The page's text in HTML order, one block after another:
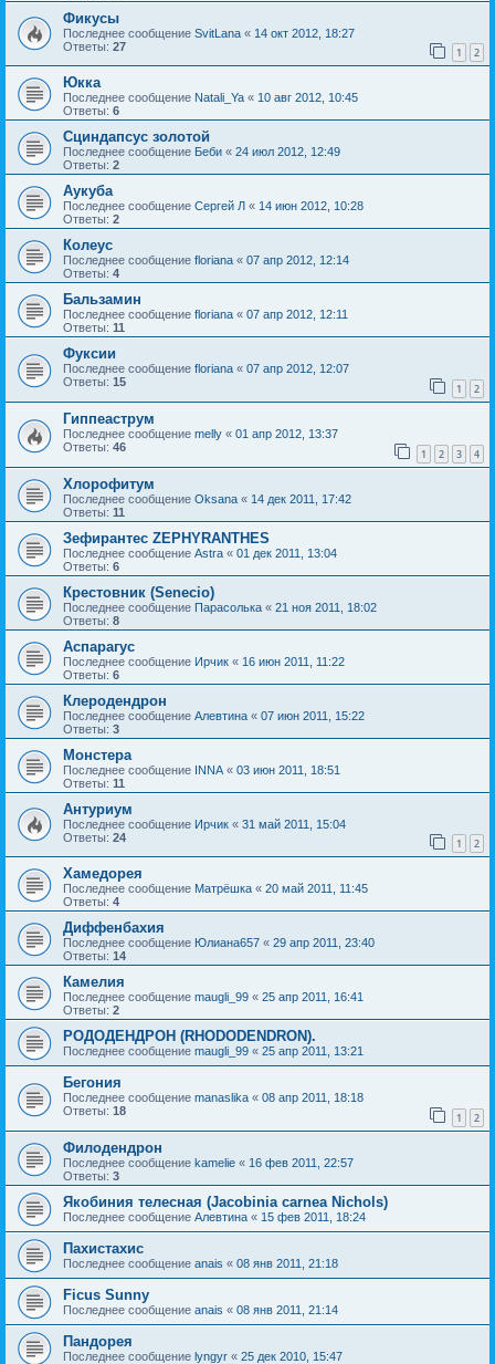
Фикусы
Последнее сообщение SvitLana « 14 окт 2012, 18:27
Ответы: 27 1 2
Юкка
Последнее сообщение Natali_Ya « 10 авг 2012, 10:45
Ответы: 6
Сциндапсус золотой
Последнее сообщение Беби « 24 июл 2012, 12:49
Ответы: 2
Аукуба
Последнее сообщение Сергей Л « 14 июн 2012, 10:28
Ответы: 2
Колеус
Последнее сообщение floriana « 07 апр 2012, 12:14
Ответы: 4
Бальзамин
Последнее сообщение floriana « 07 апр 2012, 12:11
Ответы: 11
Фуксии
Последнее сообщение floriana « 07 апр 2012, 12:07
Ответы: 15 1 2
Гиппеаструм
Последнее сообщение melly « 01 апр 2012, 13:37
Ответы: 46 1 2 3 4
Хлорофитум
Последнее сообщение Oksana « 14 дек 2011, 17:42
Ответы: 11
Зефирантес ZEPHYRANTHES
Последнее сообщение Astra « 01 дек 2011, 13:04
Ответы: 6
Крестовник (Senecio)
Последнее сообщение Парасолька « 21 ноя 2011, 18:02
Ответы: 8
Аспарагус
Последнее сообщение Ирчик « 16 июн 2011, 11:22
Ответы: 6
Клеродендрон
Последнее сообщение Алевтина « 07 июн 2011, 15:22
Ответы: 3
Монстера
Последнее сообщение INNA « 03 июн 2011, 18:51
Ответы: 11
Антуриум
Последнее сообщение Ирчик « 31 май 2011, 15:04
Ответы: 24 1 2
Хамедорея
Последнее сообщение Матрёшка « 20 май 2011, 11:45
Ответы: 4
Диффенбахия
Последнее сообщение Юлиана657 « 29 апр 2011, 23:40
Ответы: 14
Камелия
Последнее сообщение maugli_99 « 25 апр 2011, 16:41
Ответы: 2
РОДОДЕНДРОН (RHODODENDRON).
Последнее сообщение maugli_99 « 25 апр 2011, 13:21
Бегония
Последнее сообщение manaslika « 08 апр 2011, 18:18
Ответы: 18 1 2
Филодендрон
Последнее сообщение kamelie « 16 фев 2011, 22:57
Ответы: 3
Якобиния телесная (Jacobinia carnea Nichols)
Последнее сообщение Алевтина « 15 фев 2011, 18:24
Пахистахис
Последнее сообщение anais « 08 янв 2011, 21:18
Ficus Sunny
Последнее сообщение anais « 08 янв 2011, 21:14
Пандорея
Последнее сообщение lyngyr « 25 дек 2010, 15:47